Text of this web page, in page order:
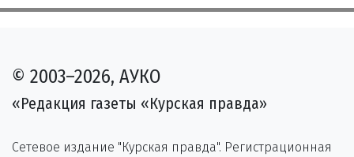
© 2003–2026, АУКО
«Редакция газеты «Курская правда»
Сетевое издание "Курская правда". Регистрационная